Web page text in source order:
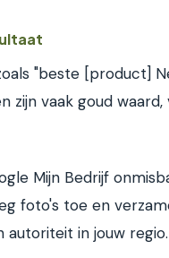
"beste [product]
zijn vaak goud
Mijn Bedrijf
foto's toe en
autoriteit in jouw regio.